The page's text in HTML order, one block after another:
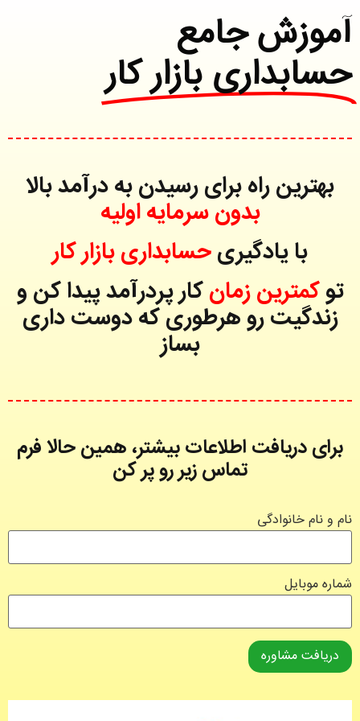
آموزش جامع
حسابداری بازار کار
بهترین راه برای رسیدن به درآمد بالا
بدون سرمایه اولیه
با یادگیریحسابداری بازار کار
توکمترین زمانکار پردرآمد پیدا کن و
زندگیت رو هرطوری که دوست داری
بساز
برای دریافت اطلاعات بیشتر، همین حالا فرم
تماس زیر رو پر کن
نام و نام خانوادگی
شماره موبایل